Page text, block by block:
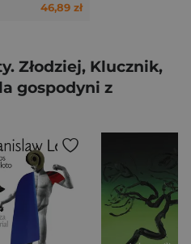
46,89 zł
Złodziej, Klucznik,
gospodyni z